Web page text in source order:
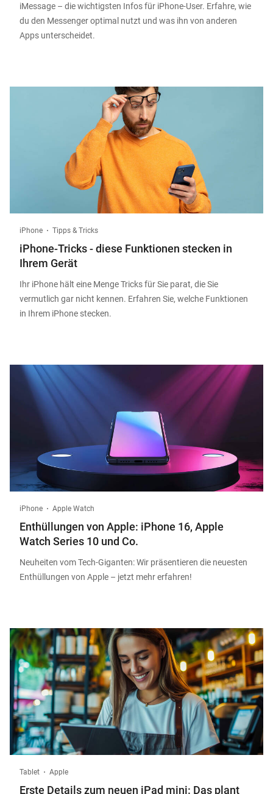
iMessage – die wichtigsten Infos für iPhone-User. Erfahre, wie
du den Messenger optimal nutzt und was ihn von anderen
Apps unterscheidet.
iPhone Tipps & Tricks
iPhone-Tricks - diese Funktionen stecken in
Ihrem Gerät
Ihr iPhone hält eine Menge Tricks für Sie parat, die Sie
vermutlich gar nicht kennen. Erfahren Sie, welche Funktionen
in Ihrem iPhone stecken.
iPhone Apple Watch
Enthüllungen von Apple: iPhone 16, Apple
Watch Series 10 und Co.
Neuheiten vom Tech-Giganten: Wir präsentieren die neuesten
Enthüllungen von Apple – jetzt mehr erfahren!
Tablet Apple
Erste Details zum neuen iPad mini: Das plant